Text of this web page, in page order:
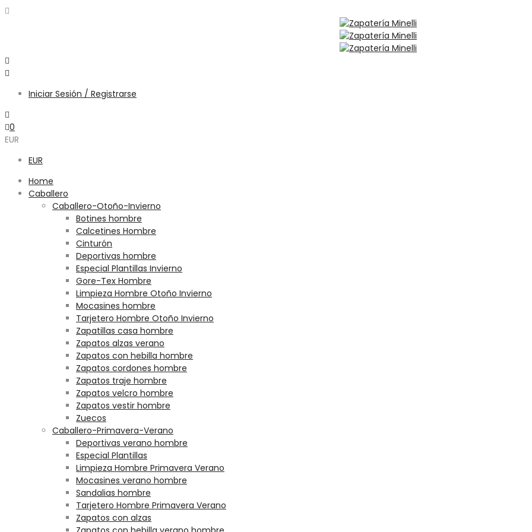
Iniciar Sesión / Registrarse
0
EUR
EUR
Home
Caballero
Caballero-Otoño-Invierno
Botines hombre
Calcetines Hombre
Cinturón
Deportivas hombre
Especial Plantillas Invierno
Gore-Tex Hombre
Limpieza Hombre Otoño Invierno
Mocasines hombre
Tarjetero Hombre Otoño Invierno
Zapatillas casa hombre
Zapatos alzas verano
Zapatos con hebilla hombre
Zapatos cordones hombre
Zapatos traje hombre
Zapatos velcro hombre
Zapatos vestir hombre
Zuecos
Caballero-Primavera-Verano
Deportivas verano hombre
Especial Plantillas
Limpieza Hombre Primavera Verano
Mocasines verano hombre
Sandalias hombre
Tarjetero Hombre Primavera Verano
Zapatos con alzas